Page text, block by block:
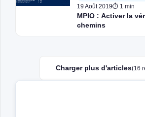
19 Août 2019⏱ 1 min
MPIO : Activer la
chemins
Charger plus d'articles(16